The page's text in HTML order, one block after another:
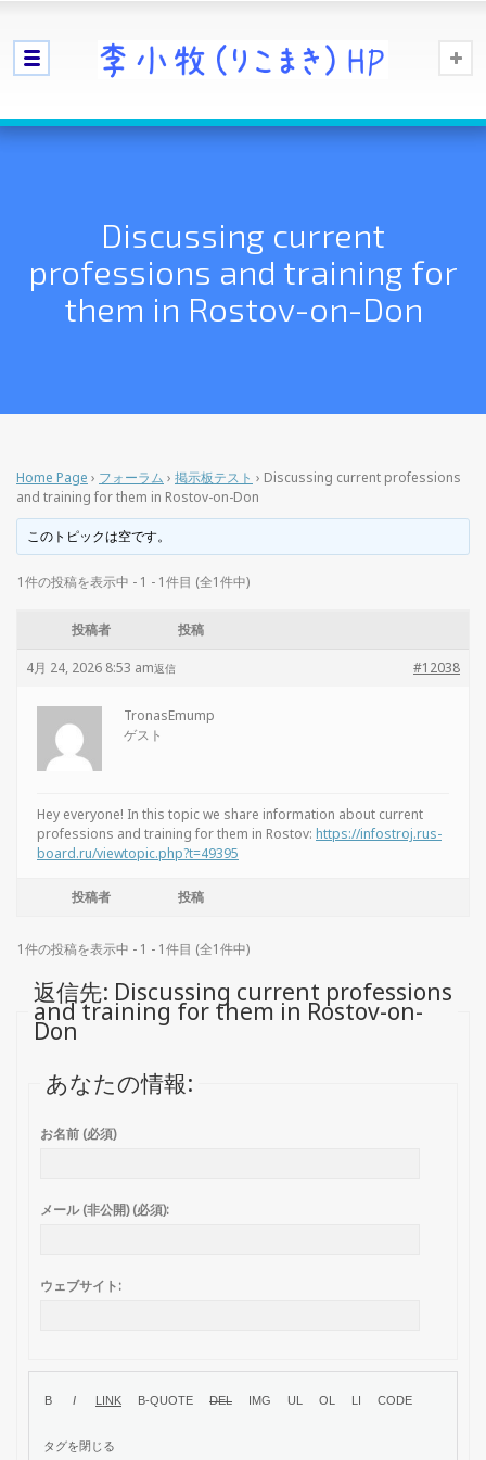
Discussing current
professions and training for
them in Rostov-on-Don
Home Page › フォーラム › 掲示板テスト › Discussing current professions
and training for them in Rostov-on-Don
このトピックは空です。
1件の投稿を表示中 - 1 - 1件目 (全1件中)
投稿者 投稿
4月 24, 2026 8:53 am #12038
返信
TronasEmump
ゲスト
Hey everyone! In this topic we share information about current
professions and training for them in Rostov: https://infostroj.rus-
board.ru/viewtopic.php?t=49395
投稿者 投稿
1件の投稿を表示中 - 1 - 1件目 (全1件中)
返信先: Discussing current professions
and training for them in Rostov-on-
Don
あなたの情報:
お名前 (必須)
メール (非公開) (必須):
ウェブサイト: